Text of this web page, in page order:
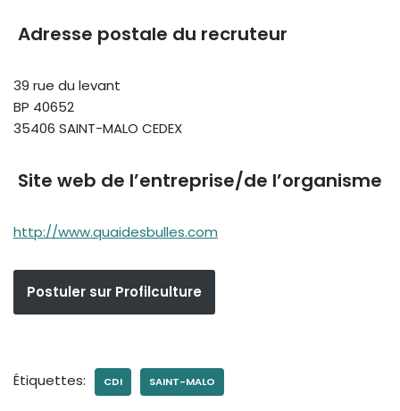
Adresse postale du recruteur
39 rue du levant
BP 40652
35406 SAINT-MALO CEDEX
Site web de l’entreprise/de l’organisme
http://www.quaidesbulles.com
Postuler sur Profilculture
Étiquettes: CDI SAINT-MALO